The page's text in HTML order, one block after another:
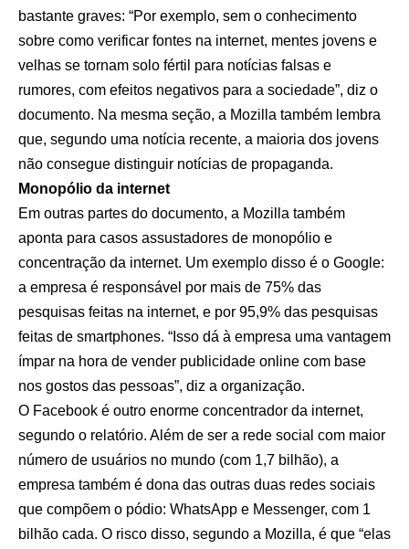
bastante graves: “Por exemplo, sem o conhecimento
sobre como verificar fontes na internet, mentes jovens e
velhas se tornam solo fértil para notícias falsas e
rumores, com efeitos negativos para a sociedade”, diz o
documento. Na mesma seção, a Mozilla também lembra
que, segundo uma notícia recente, a maioria dos jovens
não consegue distinguir notícias de propaganda.
Monopólio da internet
Em outras partes do documento, a Mozilla também
aponta para casos assustadores de monopólio e
concentração da internet. Um exemplo disso é o Google:
a empresa é responsável por mais de 75% das
pesquisas feitas na internet, e por 95,9% das pesquisas
feitas de smartphones. “Isso dá à empresa uma vantagem
ímpar na hora de vender publicidade online com base
nos gostos das pessoas”, diz a organização.
O Facebook é outro enorme concentrador da internet,
segundo o relatório. Além de ser a rede social com maior
número de usuários no mundo (com 1,7 bilhão), a
empresa também é dona das outras duas redes sociais
que compõem o pódio: WhatsApp e Messenger, com 1
bilhão cada. O risco disso, segundo a Mozilla, é que “elas